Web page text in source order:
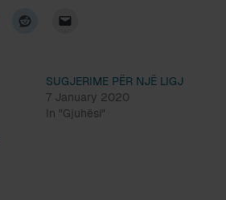
SUGJERIME PËR NJË LIGJ
7 January 2020
In "Gjuhësi"